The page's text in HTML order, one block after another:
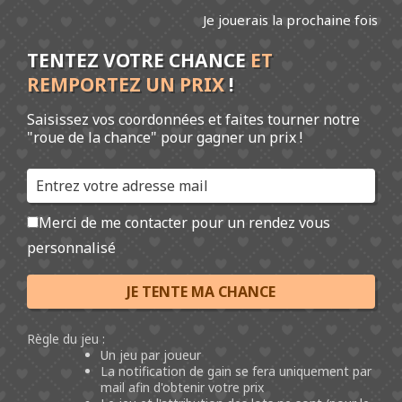
Pour le développement des entreprises de proximité et de
MENU
Événementiel et Animations
commerciales
L' événementiel
Je jouerais la prochaine fois
TENTEZ VOTRE CHANCE ET
REMPORTEZ UN PRIX!
Saisissez vos coordonnées et faites tourner notre
"roue de la chance" pour gagner un prix !
Merci de me contacter pour un rendez vous
personnalisé
JE TENTE MA CHANCE
Règle du jeu :
Un jeu par joueur
La notification de gain se fera uniquement par
mail afin d'obtenir votre prix